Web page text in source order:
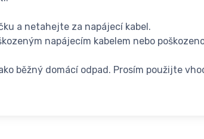
a netahejte za napájecí kabel.
napájecím kabelem nebo
běžný domácí odpad. Prosím použijte